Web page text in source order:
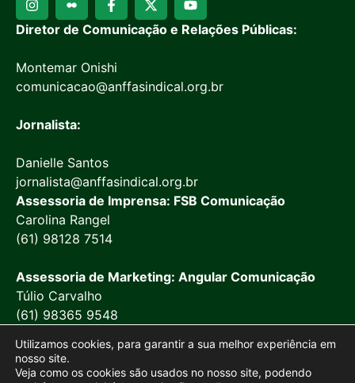
Diretor de Comunicação e Relações Públicas:
Montemar Onishi
comunicacao@anffasindical.org.br
Jornalista:
Danielle Santos
jornalista@anffasindical.org.br
Assessoria de Imprensa: FSB Comunicação
Carolina Rangel
(61) 98128 7514
Assessoria de Marketing: Angular Comunicação
Túlio Carvalho
(61) 98365 9548
Utilizamos cookies, para garantir a sua melhor experiência em
nosso site.
Veja como os cookies são usados no nosso site, podendo